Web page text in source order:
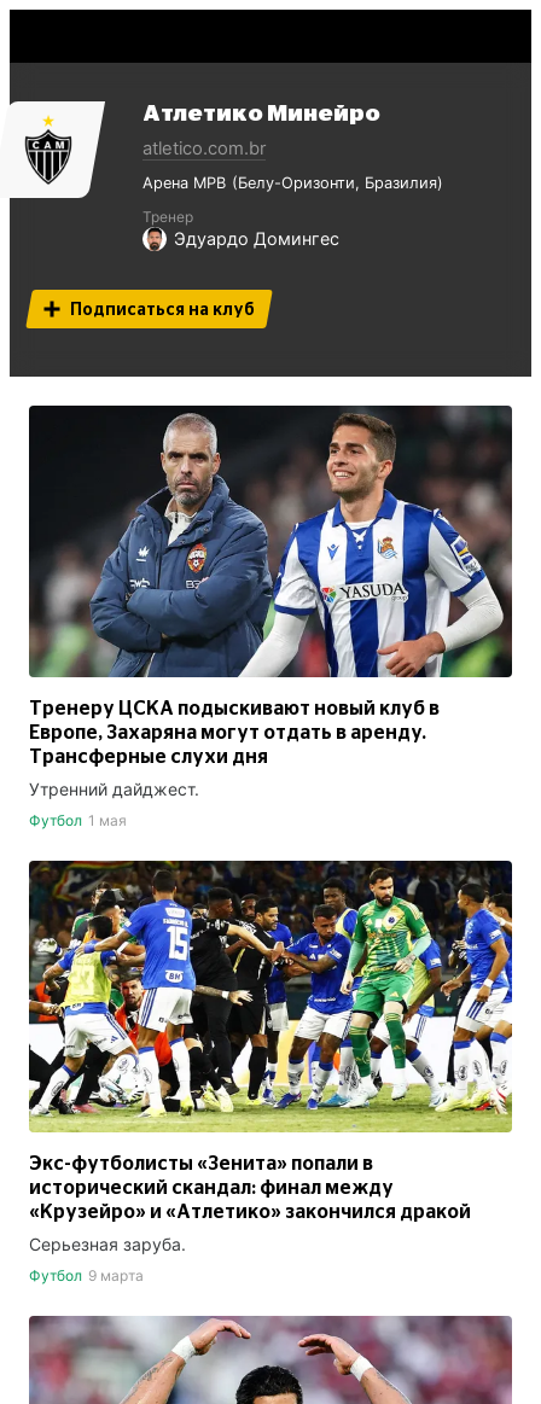
Атлетико Минейро
atletico.com.br
Арена МРВ Белу-Оризонти
Бразилия
Тренер
Эдуардо Домингес
Подписаться на клуб
Тренеру ЦСКА подыскивают новый клуб в
Европе, Захаряна могут отдать в аренду.
Трансферные слухи дня
Утренний дайджест.
Футбол 1 мая
Экс-футболисты «Зенита» попали в
исторический скандал: финал между
«Крузейро» и «Атлетико» закончился дракой
Серьезная заруба.
Футбол 9 марта